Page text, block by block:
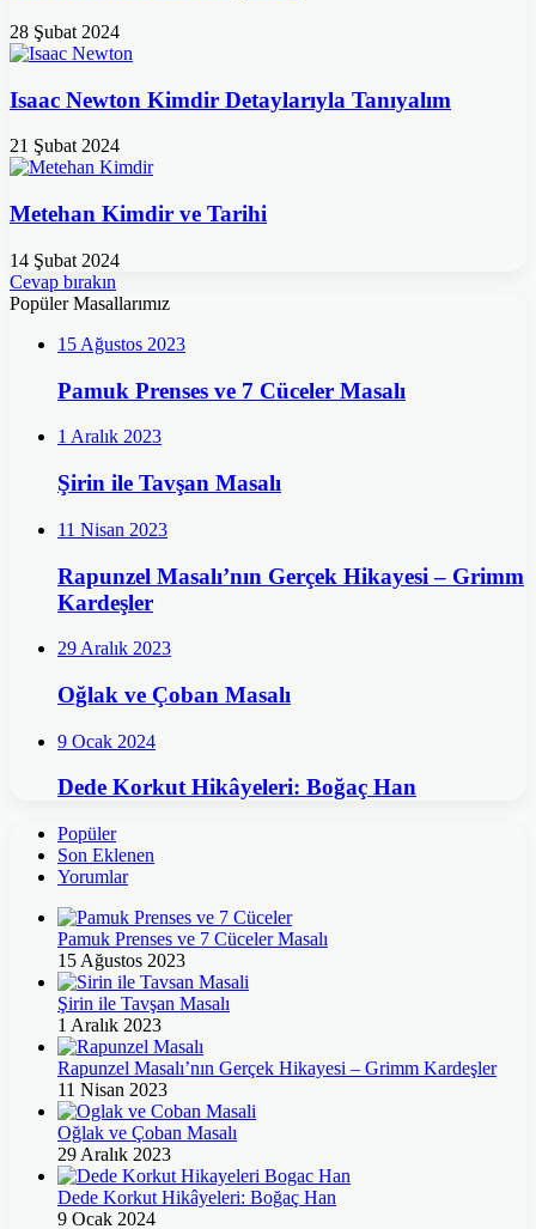
28 Şubat 2024
Isaac Newton Kimdir Detaylarıyla Tanıyalım
21 Şubat 2024
Metehan Kimdir ve Tarihi
14 Şubat 2024
Cevap bırakın
Popüler Masallarımız
15 Ağustos 2023
Pamuk Prenses ve 7 Cüceler Masalı
1 Aralık 2023
Şirin ile Tavşan Masalı
11 Nisan 2023
Rapunzel Masalı’nın Gerçek Hikayesi – Grimm
Kardeşler
29 Aralık 2023
Oğlak ve Çoban Masalı
9 Ocak 2024
Dede Korkut Hikâyeleri: Boğaç Han
Popüler
Son Eklenen
Yorumlar
Pamuk Prenses ve 7 Cüceler Masalı
15 Ağustos 2023
Şirin ile Tavşan Masalı
1 Aralık 2023
Rapunzel Masalı’nın Gerçek Hikayesi – Grimm Kardeşler
11 Nisan 2023
Oğlak ve Çoban Masalı
29 Aralık 2023
Dede Korkut Hikâyeleri: Boğaç Han
9 Ocak 2024